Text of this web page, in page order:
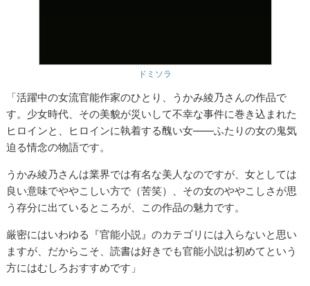
ドミソラ
「活躍中の女流官能作家のひとり、うかみ綾乃さんの作品で
す。少女時代、その美貌が災いして不幸な事件に巻き込まれた
ヒロインと、ヒロインに執着する醜い女――ふたりの女の鬼気
迫る情念の物語です。
うかみ綾乃さんは業界では有名な美人なのですが、女としては
良い意味でややこしい方で（苦笑）、その女のややこしさが思
う存分に出ているところが、この作品の魅力です。
厳密にはいわゆる『官能小説』のカテゴリには入らないと思い
ますが、だからこそ、読書は好きでも官能小説は初めてという
方にはむしろおすすめです」